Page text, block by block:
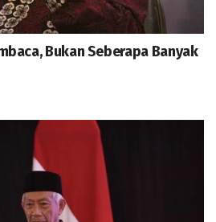
Bukan Seberapa Banyak